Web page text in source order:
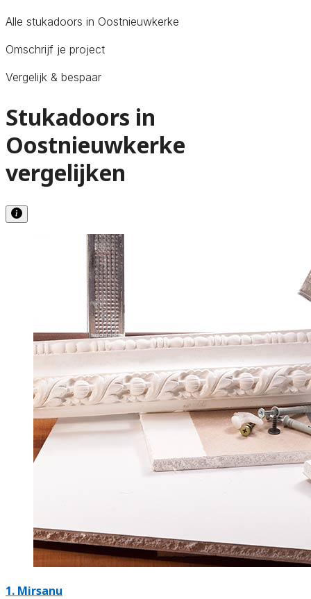
Alle stukadoors in Oostnieuwkerke
Omschrijf je project
Vergelijk & bespaar
Stukadoors in
Oostnieuwkerke
vergelijken
1. Mirsanu